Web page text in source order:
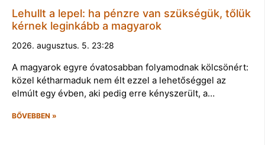
Lehullt a lepel: ha pénzre van szükségük, tőlük
kérnek leginkább a magyarok
2026. augusztus. 5. 23:28
A magyarok egyre óvatosabban folyamodnak kölcsönért:
közel kétharmaduk nem élt ezzel a lehetőséggel az
elmúlt egy évben, aki pedig erre kényszerült, a…
BŐVEBBEN »